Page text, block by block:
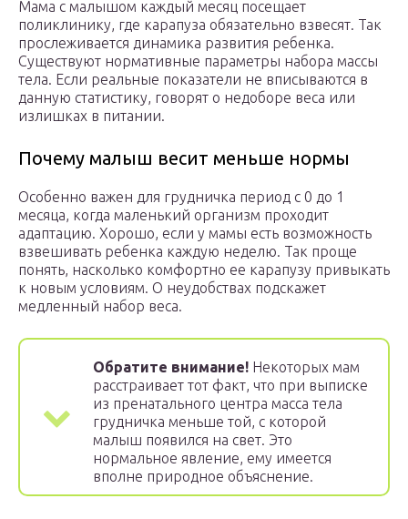
Мама с малышом каждый месяц посещает
поликлинику, где карапуза обязательно взвесят. Так
прослеживается динамика развития ребенка.
Существуют нормативные параметры набора массы
тела. Если реальные показатели не вписываются в
данную статистику, говорят о недоборе веса или
излишках в питании.
Почему малыш весит меньше нормы
Особенно важен для грудничка период с 0 до 1
месяца, когда маленький организм проходит
адаптацию. Хорошо, если у мамы есть возможность
взвешивать ребенка каждую неделю. Так проще
понять, насколько комфортно ее карапузу привыкать
к новым условиям. О неудобствах подскажет
медленный набор веса.
Обратите внимание! Некоторых мам
расстраивает тот факт, что при выписке
из пренатального центра масса тела
грудничка меньше той, с которой
малыш появился на свет. Это
нормальное явление, ему имеется
вполне природное объяснение.